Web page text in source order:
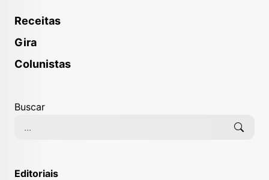
Receitas
Gira
Colunistas
Buscar
Editoriais